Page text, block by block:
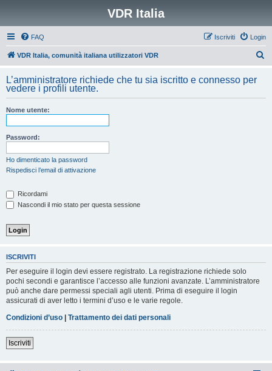
VDR Italia
FAQ Login
Iscriviti
VDR Italia, comunità italiana utilizzatori VDR
c
L’amministratore richiede che tu sia iscritto e connesso per
vedere i profili utente.
Nome utente:
Password:
Ho dimenticato la password
Rispedisci l’email di attivazione
Ricordami
Nascondi il mio stato per questa sessione
ISCRIVITI
Per eseguire il login devi essere registrato. La registrazione richiede solo
pochi secondi e garantisce l’accesso alle funzioni avanzate. L’amministratore
può anche dare permessi speciali agli utenti. Prima di eseguire il login
assicurati di aver letto i termini d’uso e le varie regole.
Condizioni d’uso | Trattamento dei dati personali
Iscriviti